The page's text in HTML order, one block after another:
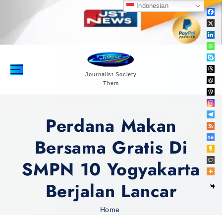
n
Journalist Society
Them
Perdana Makan
Bersama Gratis Di
SMPN 10 Yogyakarta
Berjalan Lancar
Home
Indonesian